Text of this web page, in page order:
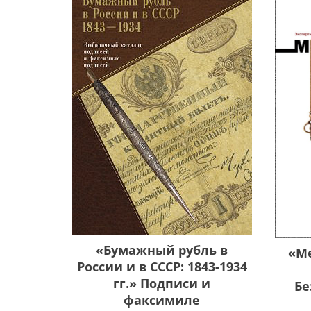
«Бумажный рубль в
России и в СССР: 1843-1934
гг.» Подписи и
факсимиле